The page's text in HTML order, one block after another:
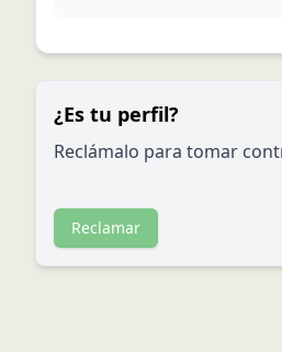
¿Es tu perfil?
Reclámalo para tomar
Reclamar